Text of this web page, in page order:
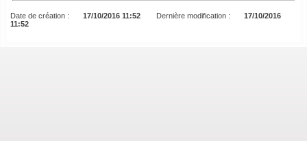
Date de création : 17/10/2016 11:52 Dernière modification :
17/10/2016
11:52